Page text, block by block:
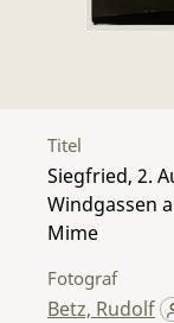
Titel
Siegfried, 2.
Windgassen
Mime
Fotograf
Betz, Rudolf